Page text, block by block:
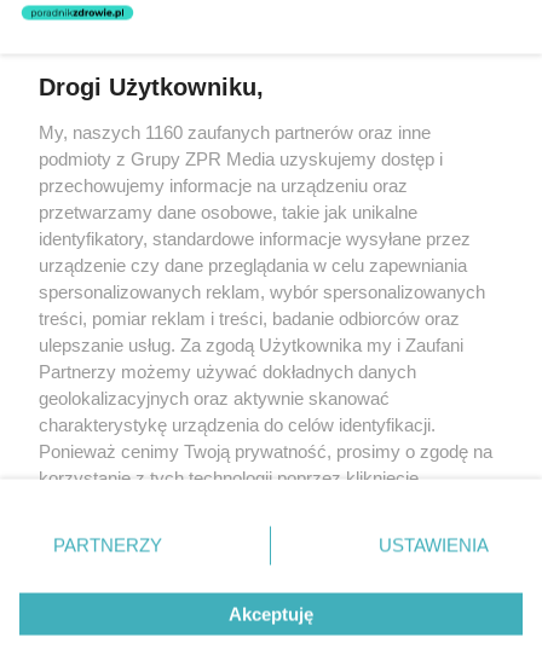
świadczeń zdrowotnych w rozumieniu art. 3 ust 1 ustawy o
rozpowszechniany lub dalej rozpowszechniany w jakikolwiek sposób
(w tym także elektroniczny lub mechaniczny) na jakimkolwiek polu
eksploatacji w jakiejkolwiek formie, włącznie z umieszczaniem w
Internecie bez pisemnej zgody właściciela praw. Jakiekolwiek użycie
lub wykorzystanie utworów w całości lub w części z naruszeniem
prawa, tzn. bez właściwej zgody, jest zabronione pod groźbą kary i
może być ścigane prawnie.
O nas
Informacje prawne
Nasze serwisy
Drogi Użytkowniku,
My, naszych 1160 zaufanych partnerów oraz inne
podmioty z Grupy ZPR Media uzyskujemy dostęp i
przechowujemy informacje na urządzeniu oraz
przetwarzamy dane osobowe, takie jak unikalne
identyfikatory, standardowe informacje wysyłane przez
urządzenie czy dane przeglądania w celu zapewniania
spersonalizowanych reklam, wybór spersonalizowanych
treści, pomiar reklam i treści, badanie odbiorców oraz
ulepszanie usług. Za zgodą Użytkownika my i Zaufani
Partnerzy możemy używać dokładnych danych
geolokalizacyjnych oraz aktywnie skanować
charakterystykę urządzenia do celów identyfikacji.
Ponieważ cenimy Twoją prywatność, prosimy o zgodę na
korzystanie z tych technologii poprzez kliknięcie
zmienić/wycofać klikając przycisk ustawień prywatności
znajdujący się w lewym dolnym rogu strony
rodzaje przetwarzania danych nie wymagają zgody
użytkownika, ale masz prawo sprzeciwić się takiemu
przetwarzaniu. Preferencje będą miały zastosowanie tylko
PARTNERZY USTAWIENIA
Akceptuję